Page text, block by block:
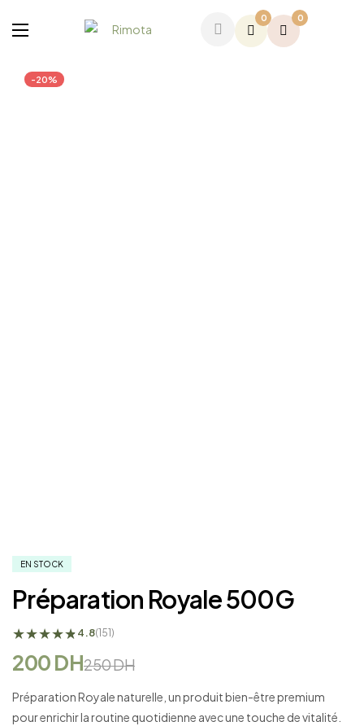
0 0
-20%
EN STOCK
Préparation Royale 500G
★★★★★
★4.8(151)
250DH
200DH
Préparation Royale naturelle, un produit bien-être premium
pour enrichir la routine quotidienne avec une touche de vitalité.